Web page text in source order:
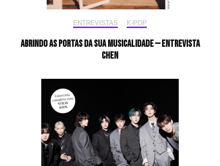
ENTREVISTAS , K-POP
Abrindo as portas da sua musicalidade — Entrevista
CHEN